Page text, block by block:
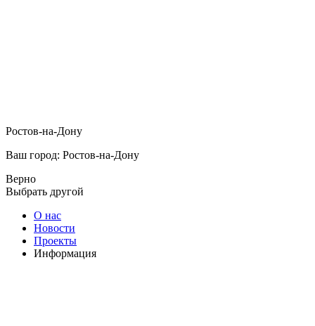
Ростов-на-Дону
Ваш город: Ростов-на-Дону
Верно
Выбрать другой
О нас
Новости
Проекты
Информация